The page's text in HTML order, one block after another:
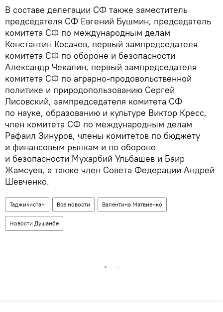
В составе делегации СФ также заместитель
председателя СФ Евгений Бушмин, председатель
комитета СФ по международным делам
Константин Косачев, первый зампредседателя
комитета СФ по обороне и безопасности
Александр Чекалин, первый зампредседателя
комитета СФ по аграрно-продовольственной
политике и природопользованию Сергей
Лисовский, зампредседателя комитета СФ
по науке, образованию и культуре Виктор Кресс,
член комитета СФ по международным делам
Рафаил Зинуров, члены комитетов по бюджету
и финансовым рынкам и по обороне
и безопасности Мухарбий Ульбашев и Баир
Жамсуев, а также член Совета Федерации Андрей
Шевченко.
Таджикистан Все новости Валентина Матвиенко
Новости Душанбе